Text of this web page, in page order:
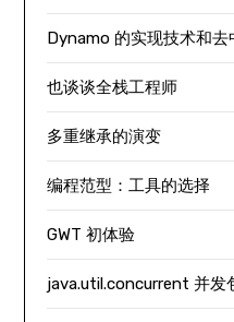
Dynamo 的实现技术和去
也谈谈全栈工程师
多重继承的演变
编程范型：工具的选择
GWT 初体验
java.util.concurrent 并发